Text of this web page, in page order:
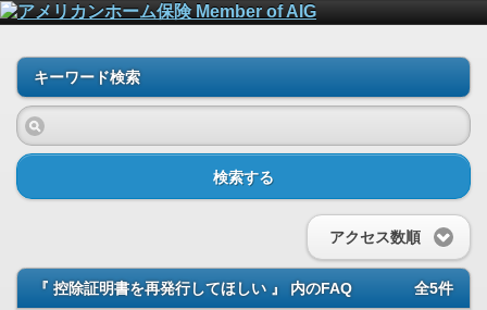
キーワード検索
検索する
アクセス数順
『 控除証明書を再発行してほしい 』 内のFAQ 全5件